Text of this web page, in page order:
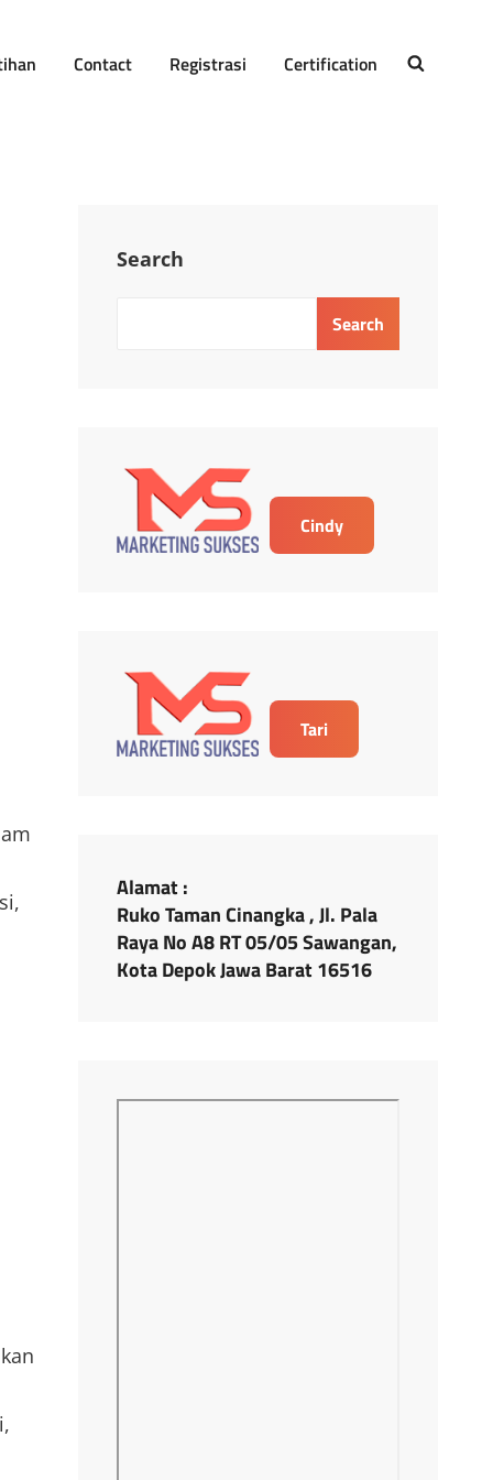
Contact Registrasi Certification
Search
Search
Cindy
Tari
Alamat :
Ruko Taman Cinangka , Jl. Pala
Raya No A8 RT 05/05 Sawangan,
Kota Depok Jawa Barat 16516